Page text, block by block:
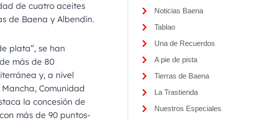
de cuatro aceites
de Baena y Albendín.
plata”, se han
más de 80
y, a nivel
Comunidad
la concesión de
más de 90 puntos-
Noticias Baena
Tablao
Una de Recuerdos
A pie de pista
Tierras de Baena
La Trastienda
Nuestros Especiales